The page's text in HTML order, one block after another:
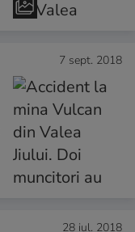
7 sept. 2018
28 iul. 2018